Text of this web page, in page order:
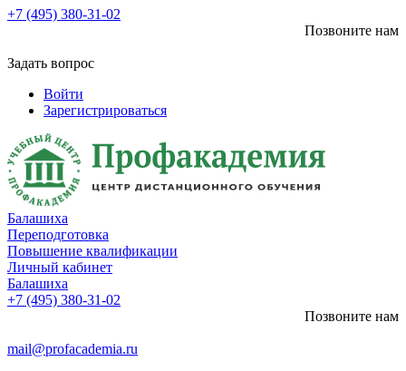
+7 (495) 380-31-02
Позвоните нам
Задать вопрос
Войти
Зарегистрироваться
Балашиха
Переподготовка
Повышение квалификации
Личный кабинет
Балашиха
+7 (495) 380-31-02
Позвоните нам
mail@profacademia.ru